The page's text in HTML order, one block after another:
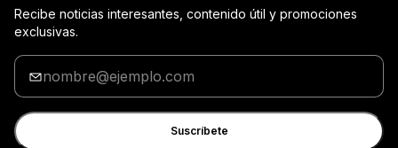
Recibe noticias interesantes, contenido útil y promociones
exclusivas.
Ingrese
correo
electrónico
Suscríbete